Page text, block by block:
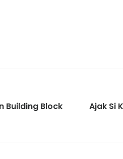
Building Block
Ajak Si